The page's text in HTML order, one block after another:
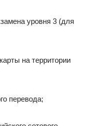
уровня 3 (для
на территории
перевода;